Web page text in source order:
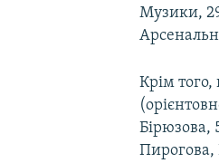
Музики,
Крім
Бірюзова,
Пирогова,